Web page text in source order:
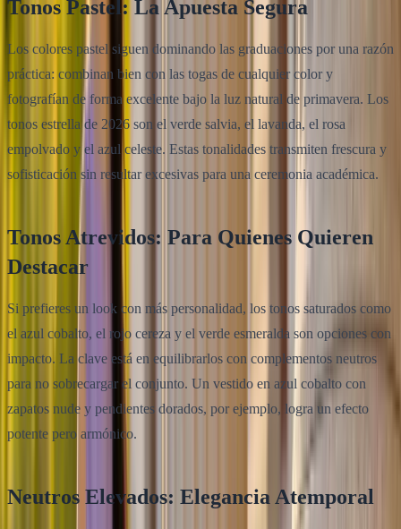
Tonos Pastel: La Apuesta Segura
Los colores pastel siguen dominando las graduaciones por una razón
práctica: combinan bien con las togas de cualquier color y
fotografían de forma excelente bajo la luz natural de primavera. Los
tonos estrella de 2026 son el verde salvia, el lavanda, el rosa
empolvado y el azul celeste. Estas tonalidades transmiten frescura y
sofisticación sin resultar excesivas para una ceremonia académica.
Tonos Atrevidos: Para Quienes Quieren
Destacar
Si prefieres un look con más personalidad, los tonos saturados como
el azul cobalto, el rojo cereza y el verde esmeralda son opciones con
impacto. La clave está en equilibrarlos con complementos neutros
para no sobrecargar el conjunto. Un vestido en azul cobalto con
zapatos nude y pendientes dorados, por ejemplo, logra un efecto
potente pero armónico.
Neutros Elevados: Elegancia Atemporal